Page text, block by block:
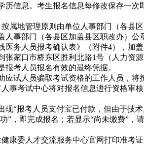
历信息。考生报名信息每修改保存一
属地管理原则由单位人事部门（各县
事部门（各县区加盖县区职改办）公
务人员报考确认表》（附件4）
，加
张家口市桥东区胜利北路1号（人力资
考人员报名有效的最终凭据。
试人员骗取考试资格的工作人员，将
事考试中心将对报名信息进行资格审
现“报考人员支付宝已付款，但由于技
”，即完成报名；若显示“尚未缴费”，
康委人才交流服务中心官网打印准考证